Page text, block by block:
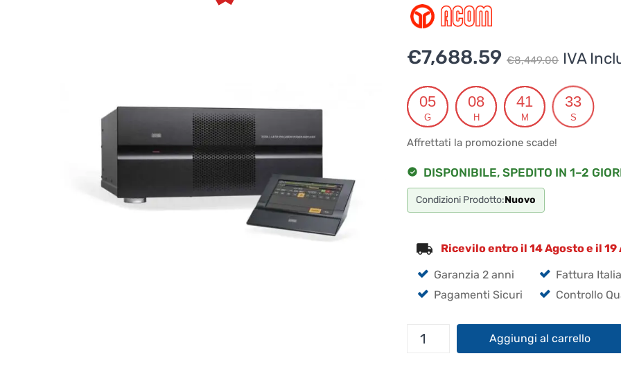
€8,449.00 Il
era:
€7,688.59
Il
attuale
è:
IVA
05
G
08
H
41
M
33
S
Affrettati la promozione scade!
DISPONIBILE, SPEDITO IN 1–2
Condizioni Prodotto:Nuovo
Ricevilo entro il 14 Agosto e il 19
Garanzia 2 anni
Fattura
Pagamenti Sicuri
Controllo
Acom
Aggiungi al carrello